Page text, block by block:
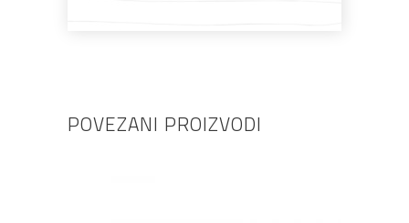
POVEZANI PROIZVODI